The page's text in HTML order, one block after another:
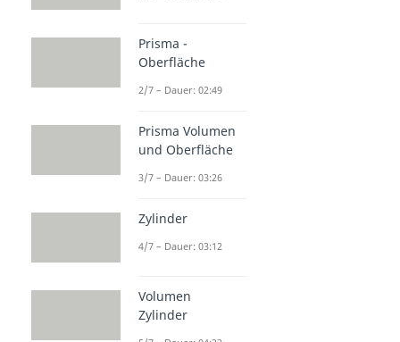
Prisma -
Oberfläche
2/7 – Dauer: 02:49
Prisma Volumen
und Oberfläche
3/7 – Dauer: 03:26
Zylinder
4/7 – Dauer: 03:12
Volumen
Zylinder